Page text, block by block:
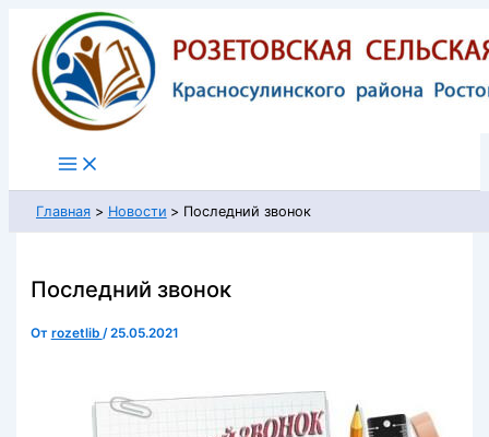
Перейти
содержимому
Главная Новости Последний звонок
Последний звонок
От rozetlib /25.05.2021